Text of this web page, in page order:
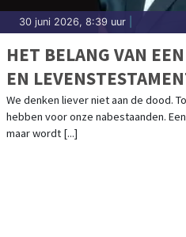
30 juni 2026, 8:39 uur
HET BELANG VAN
EN
We denken liever niet aan de dood.
hebben voor onze nabestaanden.
maar wordt [...]